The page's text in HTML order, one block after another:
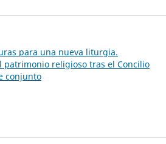
para una nueva liturgia.
patrimonio religioso tras el Concilio
conjunto